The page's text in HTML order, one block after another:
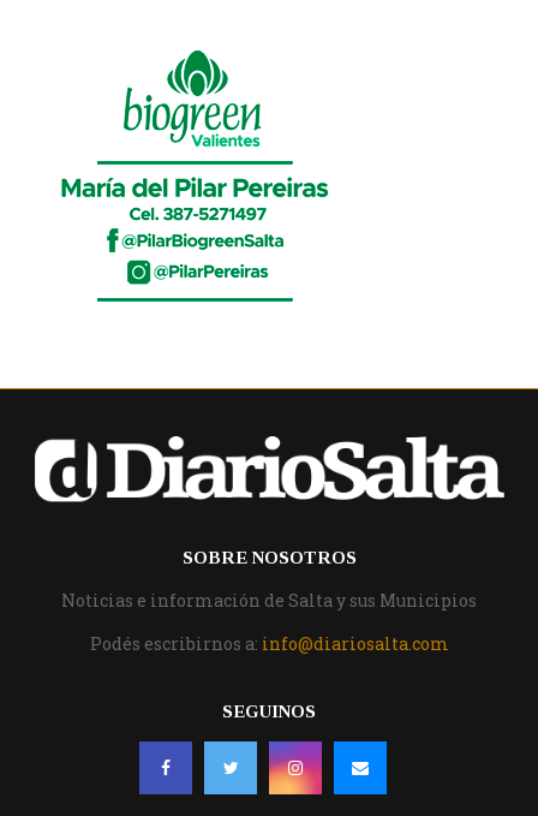
SOBRE NOSOTROS
Noticias e información de Salta y sus Municipios
Podés escribirnos a: info@diariosalta.com
SEGUINOS